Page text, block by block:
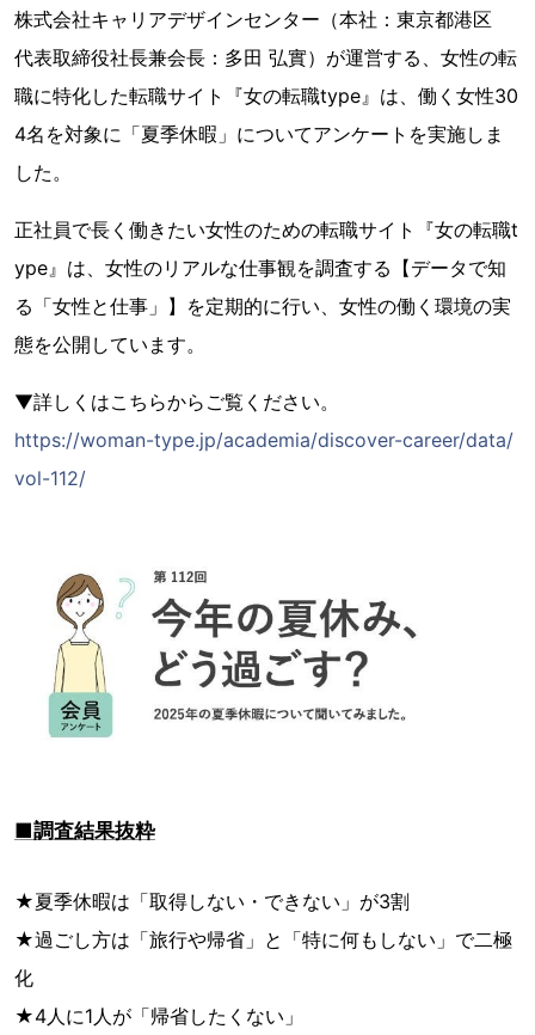
株式会社キャリアデザインセンター（本社：東京都港区
代表取締役社長兼会長：多田 弘實）が運営する、女性の転
職に特化した転職サイト『女の転職type』は、働く女性30
4名を対象に「夏季休暇」についてアンケートを実施しま
した。
正社員で長く働きたい女性のための転職サイト『女の転職t
ype』は、女性のリアルな仕事観を調査する【データで知
る「女性と仕事」】を定期的に行い、女性の働く環境の実
態を公開しています。
▼詳しくはこちらからご覧ください。
https://woman-type.jp/academia/discover-career/data/
vol-112/
■調査結果抜粋
★夏季休暇は「取得しない・できない」が3割
★過ごし方は「旅行や帰省」と「特に何もしない」で二極
化
★4人に1人が「帰省したくない」